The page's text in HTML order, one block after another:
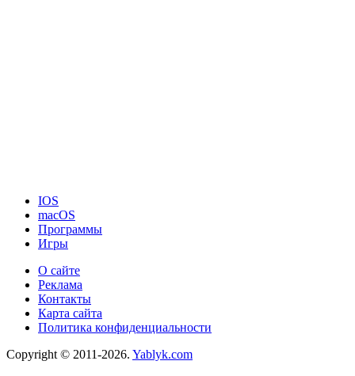
IOS
macOS
Программы
Игры
О сайте
Реклама
Контакты
Карта сайта
Политика конфиденциальности
Copyright © 2011-2026. Yablyk.сom